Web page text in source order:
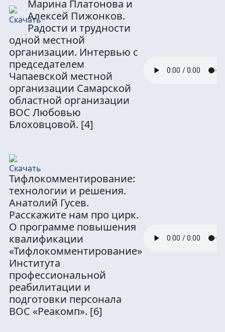
Марина Платонова и
Алексей Пижонков.
Радости и трудности
одной местной
организации. Интервью с
председателем
Чапаевской местной
организации Самарской
областной организации
ВОС Любовью
Блоховцовой. [4]
Тифлокомментирование:
технологии и решения.
Анатолий Гусев.
Расскажите нам про цирк.
О программе повышения
квалификации
«Тифлокомментирование»
Института
профессиональной
реабилитации и
подготовки персонала
ВОС «Реакомп». [6]